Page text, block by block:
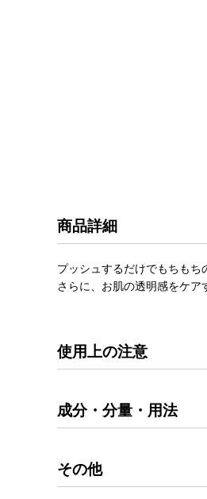
商品詳細
プッシュするだけでもちもち
さらに、お肌の透明感をケア
使用上の注意
成分・分量・用法
その他